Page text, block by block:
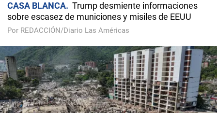
CASA BLANCA
Trump desmiente informaciones
sobre escasez de municiones y misiles de EEUU
Por REDACCIÓN/Diario Las Américas